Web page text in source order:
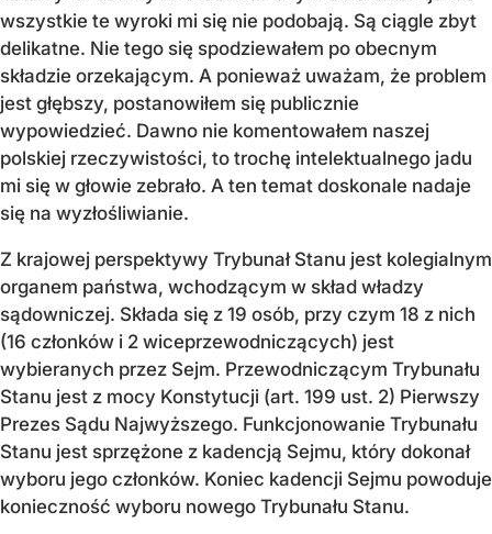
wszystkie te wyroki mi się nie podobają. Są ciągle zbyt
delikatne. Nie tego się spodziewałem po obecnym
składzie orzekającym. A ponieważ uważam, że problem
jest głębszy, postanowiłem się publicznie
wypowiedzieć. Dawno nie komentowałem naszej
polskiej rzeczywistości, to trochę intelektualnego jadu
mi się w głowie zebrało. A ten temat doskonale nadaje
się na wyzłośliwianie.
Z krajowej perspektywy Trybunał Stanu jest kolegialnym
organem państwa, wchodzącym w skład władzy
sądowniczej. Składa się z 19 osób, przy czym 18 z nich
(16 członków i 2 wiceprzewodniczących) jest
wybieranych przez Sejm. Przewodniczącym Trybunału
Stanu jest z mocy Konstytucji (art. 199 ust. 2) Pierwszy
Prezes Sądu Najwyższego. Funkcjonowanie Trybunału
Stanu jest sprzężone z kadencją Sejmu, który dokonał
wyboru jego członków. Koniec kadencji Sejmu powoduje
konieczność wyboru nowego Trybunału Stanu.